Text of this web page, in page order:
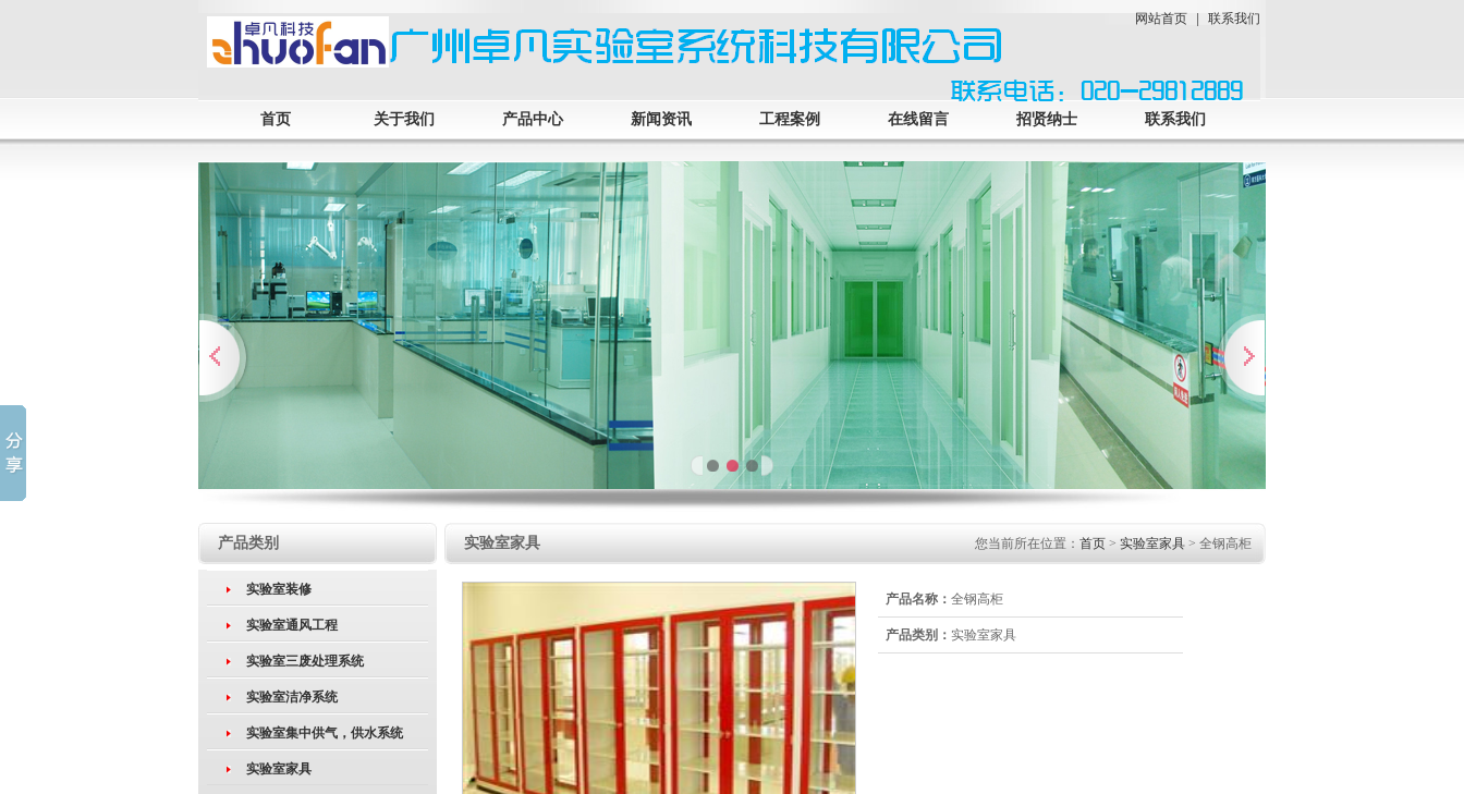
网站首页 联系我们
首页 关于我们 产品中心 新闻资讯 工程案例 在线留言 招贤纳士 联系我们
产品类别
实验室装修
实验室通风工程
实验室三废处理系统
实验室洁净系统
实验室集中供气，供水系统
实验室家具
实验室家具 您当前所在位置： 首页 > 实验室家具 > 全钢高柜
产品名称： 全钢高柜
产品类别： 实验室家具